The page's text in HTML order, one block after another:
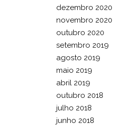
dezembro 2020
novembro 2020
outubro 2020
setembro 2019
agosto 2019
maio 2019
abril 2019
outubro 2018
julho 2018
junho 2018